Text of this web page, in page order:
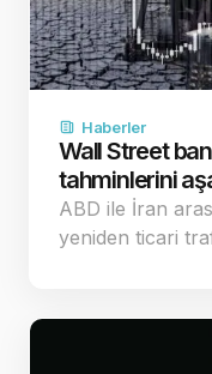
Haberler
Wall Street
tahminlerini
ABD ile İran
yeniden ticari